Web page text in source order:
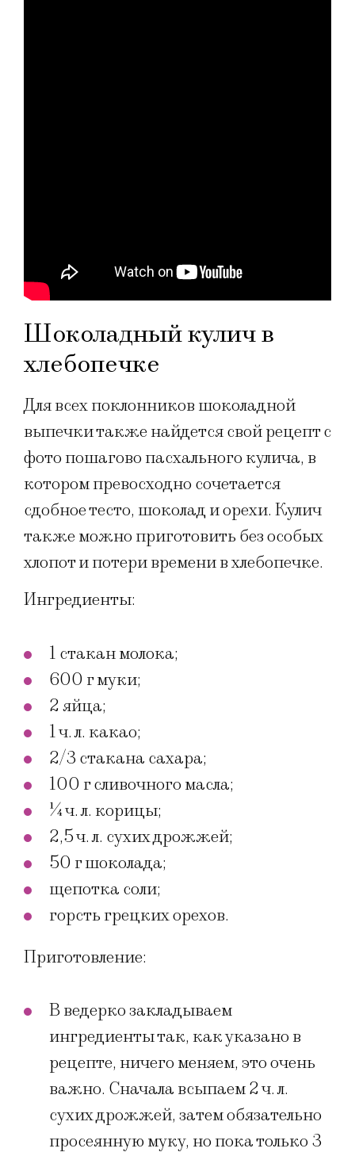
Шоколадный ​кулич в
хлебопечке
Для всех поклонников шоколадной
выпечки также найдется свой рецепт с
фото пошагово пасхального кулича, в
котором превосходно сочетается
сдобное тесто, шоколад и орехи. Кулич
также можно приготовить без особых
хлопот и потери времени в хлебопечке.
Ингредиенты:
1 стакан молока;
600 г муки;
2 яйца;
1 ч. л. какао;
2/3 стакана сахара;
100 г сливочного масла;
¼ ч. л. корицы;
2,5 ч. л. сухих дрожжей;
50 г шоколада;
щепотка соли;
горсть грецких орехов.
Приготовление:
В ведерко закладываем
ингредиенты так, как указано в
рецепте, ничего меняем, это очень
важно. Сначала всыпаем 2 ч. л.
сухих дрожжей, затем обязательно
просеянную муку, но пока только 3